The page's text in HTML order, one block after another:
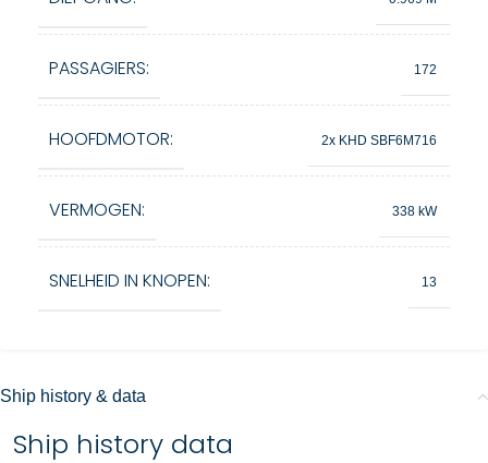
PASSAGIERS: 172
HOOFDMOTOR: 2x KHD SBF6M716
VERMOGEN: 338 kW
SNELHEID IN KNOPEN: 13
Ship history & data
Ship history data